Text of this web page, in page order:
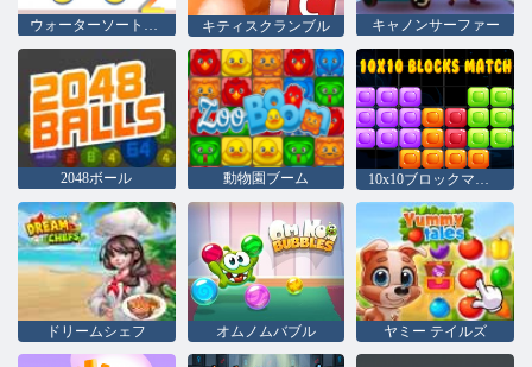
ウォーターソートパズル2 キティスクランブル キャノンサーファー
2048ボール 動物園ブーム 10x10ブロックマッチ
ドリームシェフ オムノムバブル ヤミー テイルズ